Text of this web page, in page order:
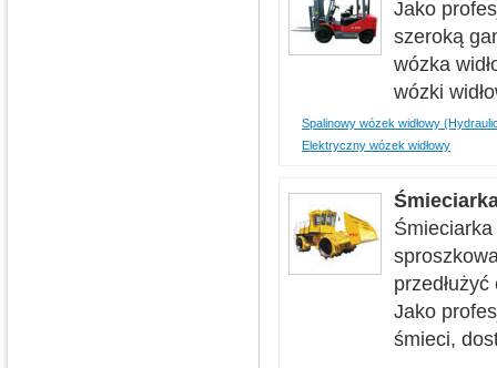
Jako
szeroką
wózka
wózki
Spalinowy wózek widłowy
Elektryczny wózek widłowy
Jako
śmieci,